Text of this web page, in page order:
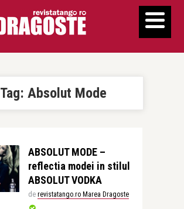
Tag: Absolut Mode
ABSOLUT MODE –
reflectia modei in stilul
ABSOLUT VODKA
de revistatango.ro Marea Dragoste